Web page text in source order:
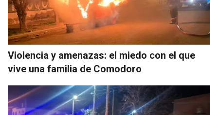
Violencia y amenazas: el miedo con el que
vive una familia de Comodoro